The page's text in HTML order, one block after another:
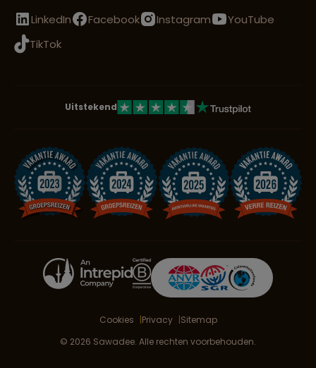
LinkedIn
Facebook Instagram
YouTube
TikTok
Uitstekend
Cookies Privacy
Sitemap
© 2026 Sawadee. Alle rechten voorbehouden.